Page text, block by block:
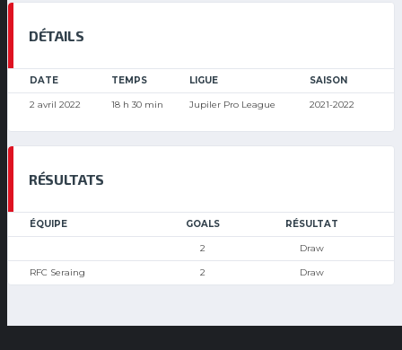
DÉTAILS
DATE TEMPS LIGUE SAISON
2 avril 2022 18 h 30 min Jupiler Pro League 2021-2022
RÉSULTATS
ÉQUIPE GOALS RÉSULTAT
2 Draw
RFC Seraing 2 Draw